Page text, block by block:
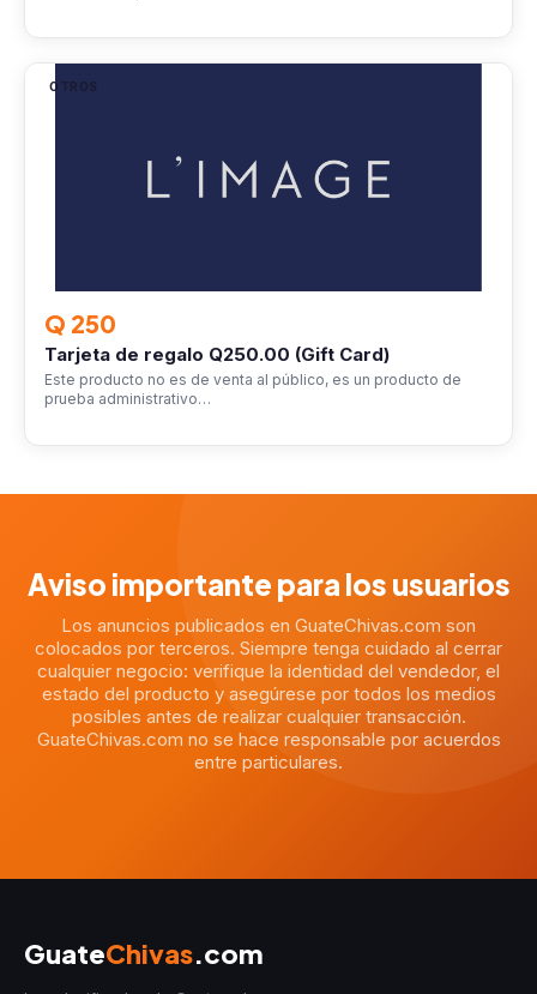
OTROS
Q 250
Tarjeta de regalo Q250.00 (Gift Card)
Este producto no es de venta al público, es un producto de
prueba administrativo…
Aviso importante para los usuarios
Los anuncios publicados en GuateChivas.com son
colocados por terceros. Siempre tenga cuidado al cerrar
cualquier negocio: verifique la identidad del vendedor, el
estado del producto y asegúrese por todos los medios
posibles antes de realizar cualquier transacción.
GuateChivas.com no se hace responsable por acuerdos
entre particulares.
GuateChivas.com